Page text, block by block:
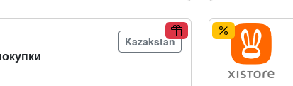
Kazakstan